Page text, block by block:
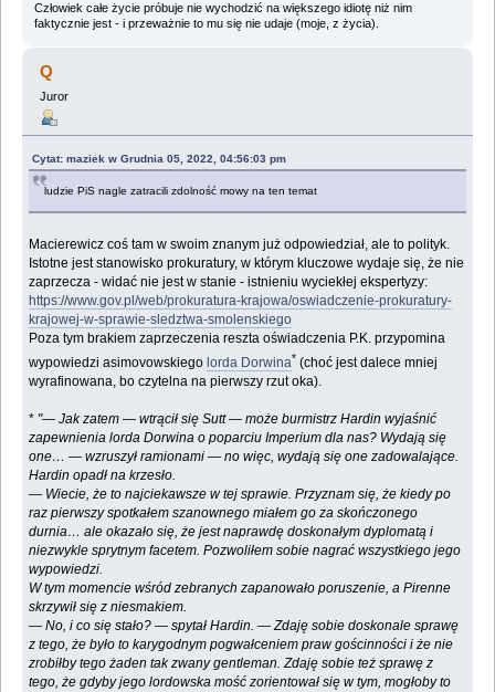
Człowiek całe życie próbuje nie wychodzić na większego idiotę niż nim
faktycznie jest - i przeważnie to mu się nie udaje (moje, z życia).
Q
Juror
Cytat: maziek w Grudnia 05, 2022, 04:56:03 pm
ludzie PiS nagle zatracili zdolność mowy na ten temat
Macierewicz coś tam w swoim znanym już odpowiedział, ale to polityk.
Istotne jest stanowisko prokuratury, w którym kluczowe wydaje się, że nie
zaprzecza - widać nie jest w stanie - istnieniu wyciekłej ekspertyzy:
https://www.gov.pl/web/prokuratura-krajowa/oswiadczenie-prokuratury-
krajowej-w-sprawie-sledztwa-smolenskiego
Poza tym brakiem zaprzeczenia reszta oświadczenia P.K. przypomina
wypowiedzi asimovowskiego lorda Dorwina* (choć jest dalece mniej
wyrafinowana, bo czytelna na pierwszy rzut oka).
* "— Jak zatem — wtrącił się Sutt — może burmistrz Hardin wyjaśnić
zapewnienia lorda Dorwina o poparciu Imperium dla nas? Wydają się
one… — wzruszył ramionami — no więc, wydają się one zadowalające.
Hardin opadł na krzesło.
— Wiecie, że to najciekawsze w tej sprawie. Przyznam się, że kiedy po
raz pierwszy spotkałem szanownego miałem go za skończonego
durnia… ale okazało się, że jest naprawdę doskonałym dyplomatą i
niezwykle sprytnym facetem. Pozwoliłem sobie nagrać wszystkiego jego
wypowiedzi.
W tym momencie wśród zebranych zapanowało poruszenie, a Pirenne
skrzywił się z niesmakiem.
— No, i co się stało? — spytał Hardin. — Zdaję sobie doskonale sprawę
z tego, że było to karygodnym pogwałceniem praw gościnności i że nie
zrobiłby tego żaden tak zwany gentleman. Zdaję sobie też sprawę z
tego, że gdyby jego lordowska mość zorientował się w tym, mogłoby to